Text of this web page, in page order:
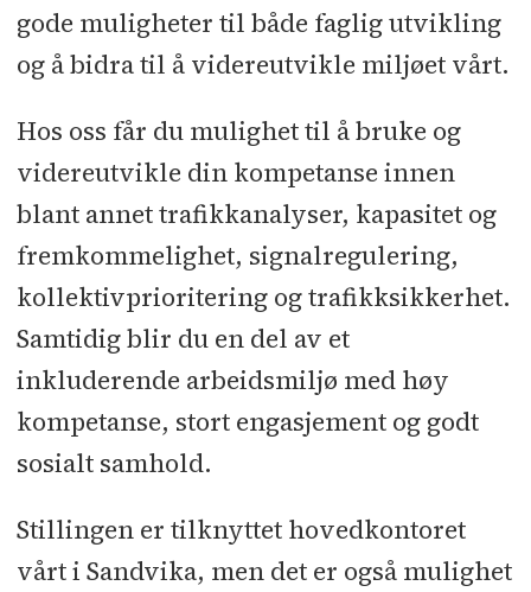
gode muligheter til både faglig utvikling
og å bidra til å videreutvikle miljøet vårt.
Hos oss får du mulighet til å bruke og
videreutvikle din kompetanse innen
blant annet trafikkanalyser, kapasitet og
fremkommelighet, signalregulering,
kollektivprioritering og trafikksikkerhet.
Samtidig blir du en del av et
inkluderende arbeidsmiljø med høy
kompetanse, stort engasjement og godt
sosialt samhold.
Stillingen er tilknyttet hovedkontoret
vårt i Sandvika, men det er også mulighet